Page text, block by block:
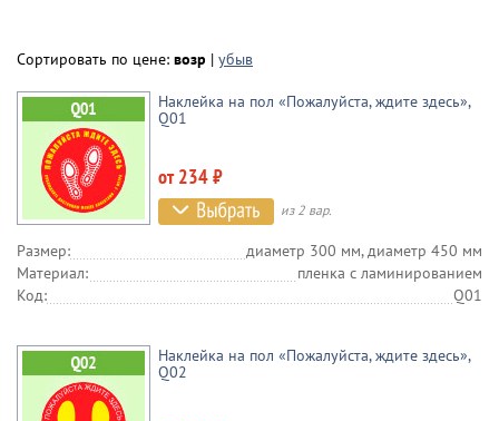
Сортировать по цене: возр | убыв
Наклейка на пол «Пожалуйста, ждите здесь»,
Q01
от 234 ₽
из 2 вар.
Размер:
диаметр 300 мм, диаметр 450 мм
Материал:
пленка c ламинированием
Код:
Q01
Наклейка на пол «Пожалуйста, ждите здесь»,
Q02